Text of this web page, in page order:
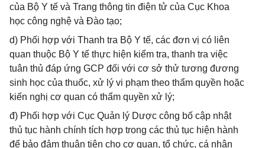
của Bộ Y tế và Trang thông tin điện tử của Cục Khoa
học công nghệ và Đào tạo;
d) Phối hợp với Thanh tra Bộ Y tế, các đơn vị có liên
quan thuộc Bộ Y tế thực hiện kiểm tra, thanh tra việc
tuân thủ đáp ứng GCP đối với cơ sở thử tương đương
sinh học của thuốc, xử lý vi phạm theo thẩm quyền hoặc
kiến nghị cơ quan có thẩm quyền xử lý;
đ) Phối hợp với Cục Quản lý Dược công bố cập nhật
thủ tục hành chính tích hợp trong các thủ tục hiện hành
để bảo đảm thuận tiện cho cơ quan, tổ chức, cá nhân